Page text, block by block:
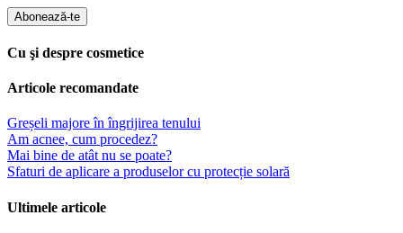
Abonează-te
Cu şi despre cosmetice
Articole recomandate
Greșeli majore în îngrijirea tenului
Am acnee, cum procedez?
Mai bine de atât nu se poate?
Sfaturi de aplicare a produselor cu protecție solară
Ultimele articole